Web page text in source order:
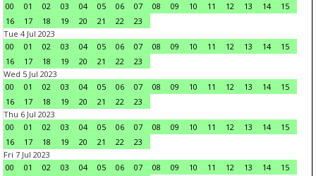
00
01 02 03 04 05 06 07 08 09 10 11 12 13 14
15
16
17 18 19 20 21 22
23
Tue 4 Jul 2023
00
01 02 03 04 05 06 07 08 09 10 11 12 13 14
15
16
17 18 19 20 21 22
23
Wed 5 Jul 2023
00
01 02 03 04 05 06 07 08 09 10 11 12 13 14
15
16
17 18 19 20 21 22
23
Thu 6 Jul 2023
00
01 02 03 04 05 06 07 08 09 10 11 12 13 14
15
16
17 18 19 20 21 22
23
Fri 7 Jul 2023
00
01 02 03 04 05 06 07 08 09 10 11 12 13 14
15